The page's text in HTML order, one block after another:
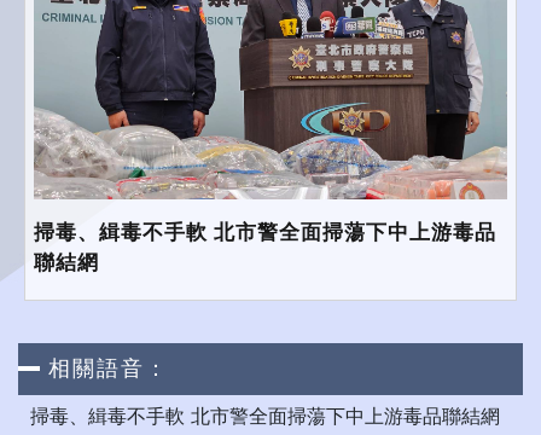
掃毒、緝毒不手軟 北市警全面掃蕩下中上游毒品
聯結網
相關語音：
掃毒、緝毒不手軟 北市警全面掃蕩下中上游毒品聯結網